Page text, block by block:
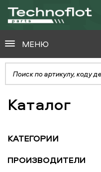
МЕНЮ
Каталог
КАТЕГОРИИ
ПРОИЗВОДИТЕЛИ